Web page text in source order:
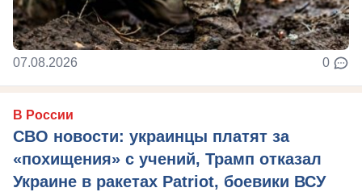
07.08.2026 0
В России
СВО новости: украинцы платят за
«похищения» с учений, Трамп отказал
Украине в ракетах Patriot, боевики ВСУ